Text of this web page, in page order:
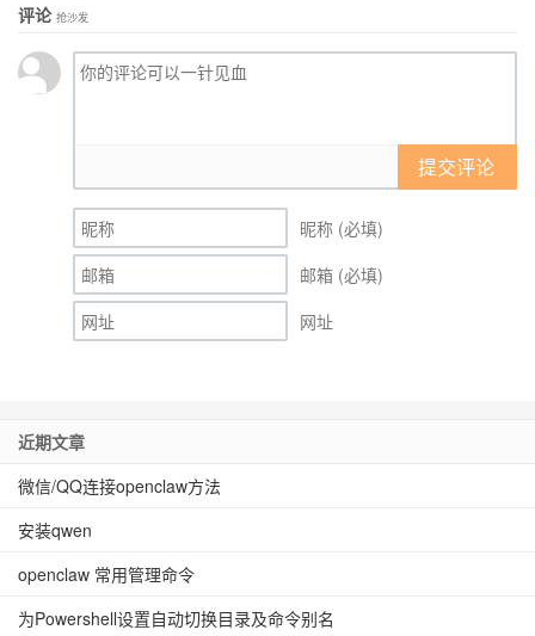
评论 抢沙发
提交评论
昵称 (必填)
邮箱 (必填)
网址
近期文章
微信/QQ连接openclaw方法
安装qwen
openclaw 常用管理命令
为Powershell设置自动切换目录及命令别名